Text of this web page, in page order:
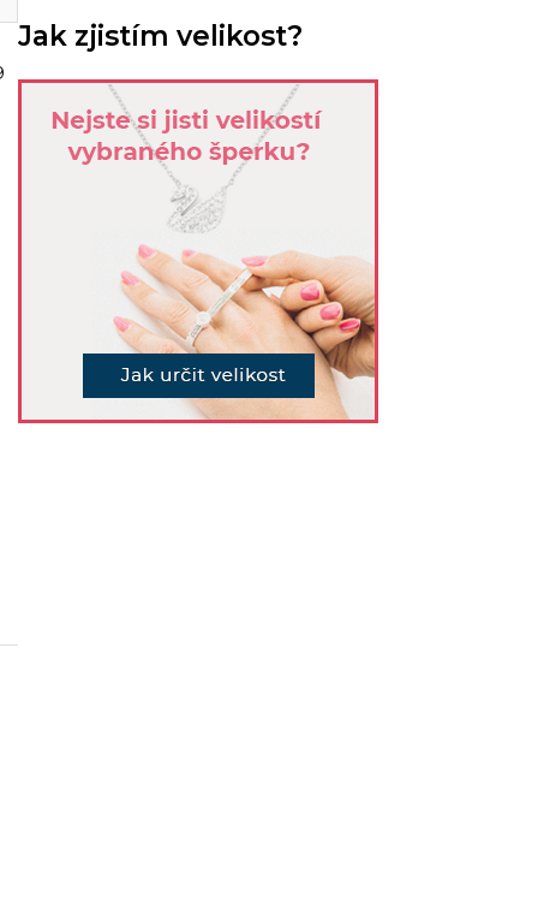
Jak zjistím velikost?